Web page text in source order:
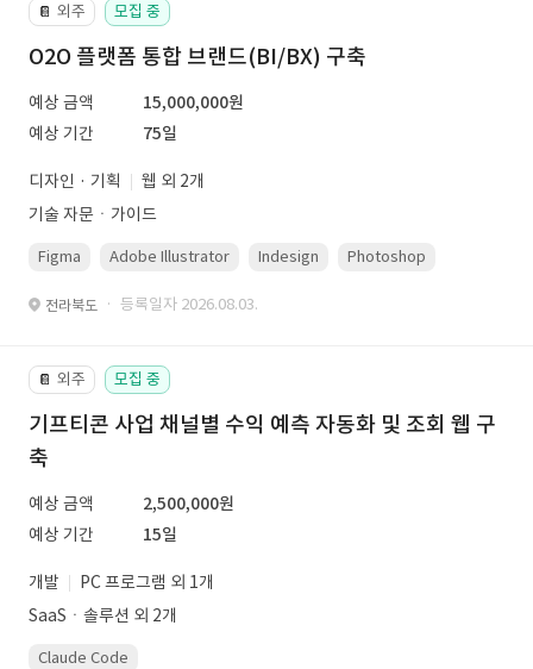
📔 외주 모집 중
O2O 플랫폼 통합 브랜드(BI/BX) 구축
예상 금액
15,000,000원
예상 기간
75일
디자인 · 기획
웹 외 2개
기술 자문ㆍ가이드
Figma Adobe Illustrator Indesign Photoshop
전라북도 · 등록일자 2026.08.03.
📔 외주 모집 중
기프티콘 사업 채널별 수익 예측 자동화 및 조회 웹 구
축
예상 금액
2,500,000원
예상 기간
15일
개발
PC 프로그램 외 1개
SaaSㆍ솔루션 외 2개
Claude Code